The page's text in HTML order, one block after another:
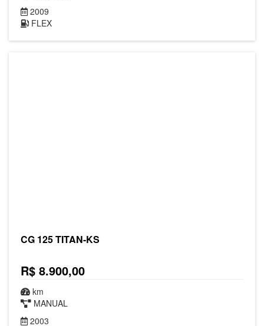
2009
FLEX
CG 125 TITAN-KS
R$ 8.900,00
km
MANUAL
2003